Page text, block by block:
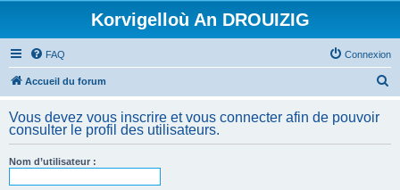
Korvigelloù An DROUIZIG
FAQ Connexion
Accueil du forum
h
Vous devez vous inscrire et vous connecter afin de pouvoir
consulter le profil des utilisateurs.
Nom d’utilisateur :